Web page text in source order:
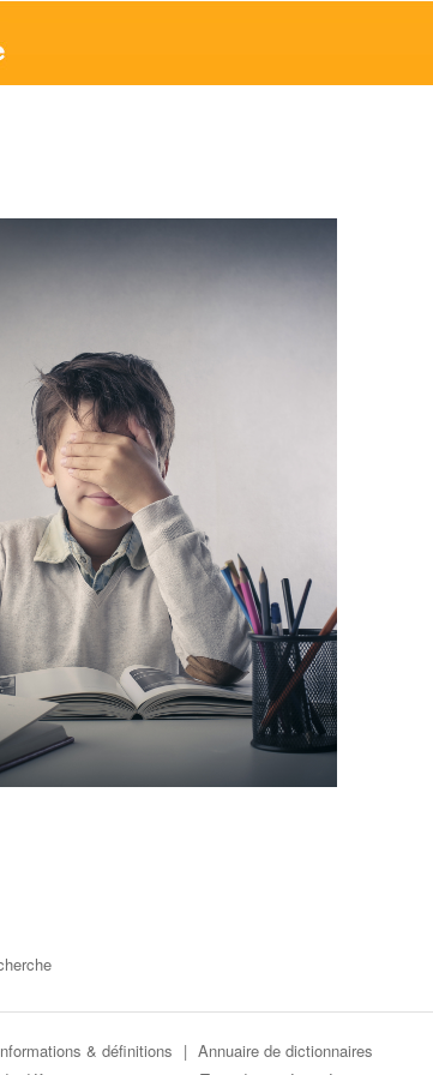
& définitions | Annuaire de dictionnaires